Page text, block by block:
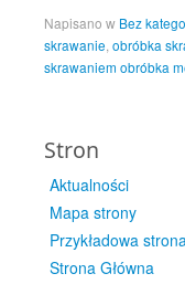
Napisano w Bez
skrawanie obróbka
skrawaniem obróbka
Stron
Aktualności
Mapa strony
Przykładowa
Strona Główna